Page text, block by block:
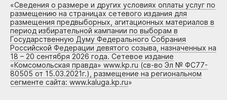
«Сведения о размере и других условиях оплаты услуг по
размещению на страницах сетевого издания для
размещения предвыборных, агитационных материалов в
период избирательной кампании по выборам в
Государственную Думу Федерального Собрания
Российской Федерации девятого созыва, назначенных на
18 – 20 сентября 2026 года. Сетевое издание
«Комсомольская правда» www.kp.ru (св-во Эл № ФС77-
80505 от 15.03.2021г.), размещение на региональном
сегменте сайта: www.kaluga.kp.ru»